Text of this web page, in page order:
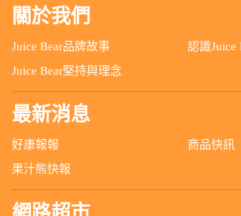
關於我們
Juice Bear品牌故事
認識Juice
Juice Bear堅持與理念
最新消息
好康報報
商品快訊
果汁熊快報